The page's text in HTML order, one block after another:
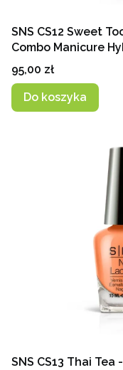
SNS CS12 Sweet
Combo Manicure
Cena
95,00 zł
Do koszyka
SNS CS13 Thai